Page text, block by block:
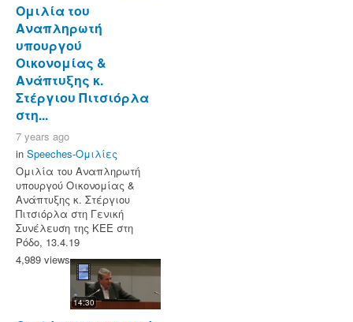
Ομιλία του
Αναπληρωτή
υπουργού
Οικονομίας &
Ανάπτυξης κ.
Στέργιου Πιτσιόρλα
στη...
7 years ago
in Speeches-Ομιλίες
Ομιλία του Αναπληρωτή
υπουργού Οικονομίας &
Ανάπτυξης κ. Στέργιου
Πιτσιόρλα στη Γενική
Συνέλευση της ΚΕΕ στη
Ρόδο, 13.4.19
4,989 views
14:30